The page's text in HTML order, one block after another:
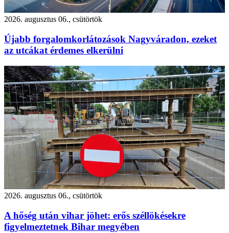
2026. augusztus 06., csütörtök
Újabb forgalomkorlátozások Nagyváradon, ezeket
az utcákat érdemes elkerülni
2026. augusztus 06., csütörtök
A hőség után vihar jöhet: erős széllökésekre
figyelmeztetnek Bihar megyében